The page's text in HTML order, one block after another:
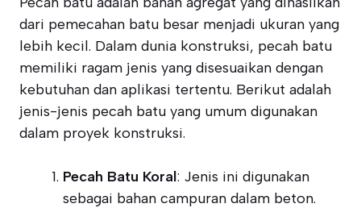
dari pemecahan batu besar menjadi ukuran yang
lebih kecil. Dalam dunia konstruksi, pecah batu
memiliki ragam jenis yang disesuaikan dengan
kebutuhan dan aplikasi tertentu. Berikut adalah
jenis-jenis pecah batu yang umum digunakan
dalam proyek konstruksi.
Pecah Batu Koral: Jenis ini digunakan
sebagai bahan campuran dalam beton.